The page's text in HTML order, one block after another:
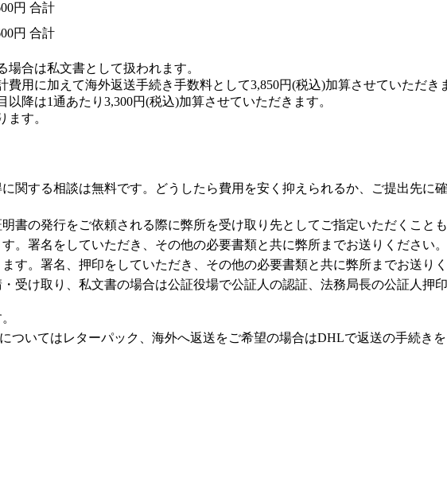
円 合計
円 合計
合は私文書として扱われます。
用に加えて海外返送手続き手数料として3,850円(税込)加算させていただき
降は1通あたり3,300円(税込)加算させていただきます。
す。
関する相談は無料です。どうしたら費用を安く抑えられるか、ご提出先に
書の発行をご依頼される際に弊所を受け取り先としてご指定いただくことも
。署名をしていただき、その他の必要書類と共に弊所までお送りください。
す。署名、押印をしていただき、その他の必要書類と共に弊所までお送りく
受け取り、私文書の場合は公証役場で公証人の認証、法務局長の公証人押
いてはレターパック、海外へ返送をご希望の場合はDHLで返送の手続き